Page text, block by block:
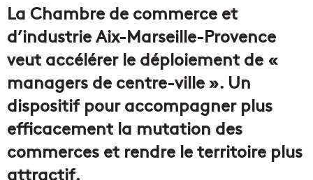
La Chambre de commerce et
d’industrie Aix-Marseille-Provence
veut accélérer le déploiement de «
managers de centre-ville ». Un
dispositif pour accompagner plus
efficacement la mutation des
commerces et rendre le territoire plus
attractif.